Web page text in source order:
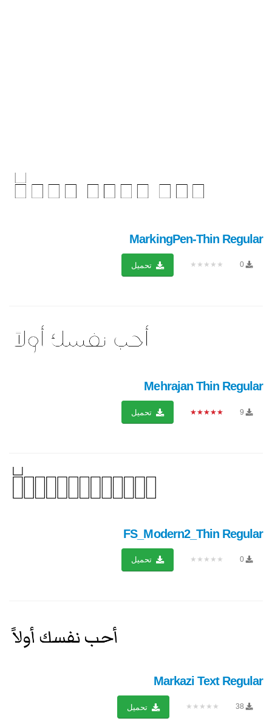
MarkingPen-Thin Regular
0
★★★★★ تحميل
Mehrajan Thin Regular
9
★★★★★ تحميل
FS_Modern2_Thin Regular
0
★★★★★ تحميل
Markazi Text Regular
38
★★★★★ تحميل